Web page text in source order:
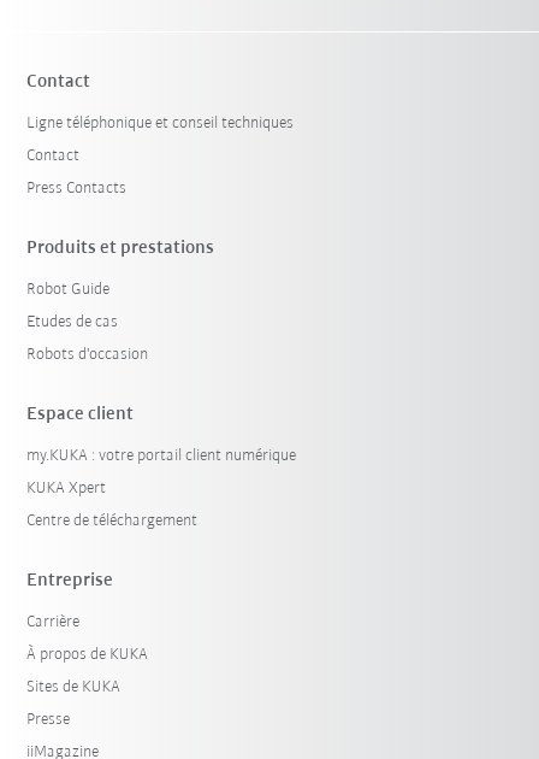
Contact
Ligne téléphonique et conseil techniques
Contact
Press Contacts
Produits et prestations
Robot Guide
Etudes de cas
Robots d'occasion
Espace client
my.KUKA : votre portail client numérique
KUKA Xpert
Centre de téléchargement
Entreprise
Carrière
À propos de KUKA
Sites de KUKA
Presse
iiMagazine